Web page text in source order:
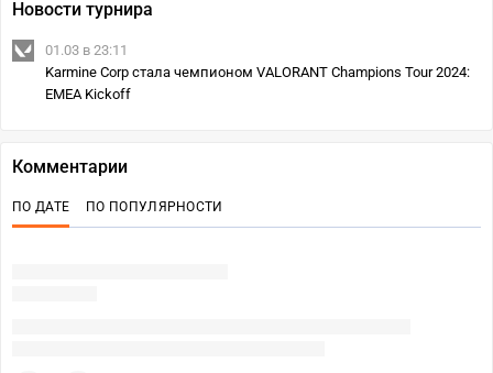
Новости турнира
01.03 в 23:11
Karmine Corp стала чемпионом VALORANT Champions Tour 2024:
EMEA Kickoff
Комментарии
ПО ДАТЕ ПО ПОПУЛЯРНОСТИ